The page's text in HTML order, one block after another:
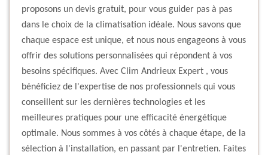
proposons un devis gratuit, pour vous guider pas à pas
dans le choix de la climatisation idéale. Nous savons que
chaque espace est unique, et nous nous engageons à vous
offrir des solutions personnalisées qui répondent à vos
besoins spécifiques. Avec Clim Andrieux Expert , vous
bénéficiez de l'expertise de nos professionnels qui vous
conseillent sur les dernières technologies et les
meilleures pratiques pour une efficacité énergétique
optimale. Nous sommes à vos côtés à chaque étape, de la
sélection à l'installation, en passant par l'entretien. Faites